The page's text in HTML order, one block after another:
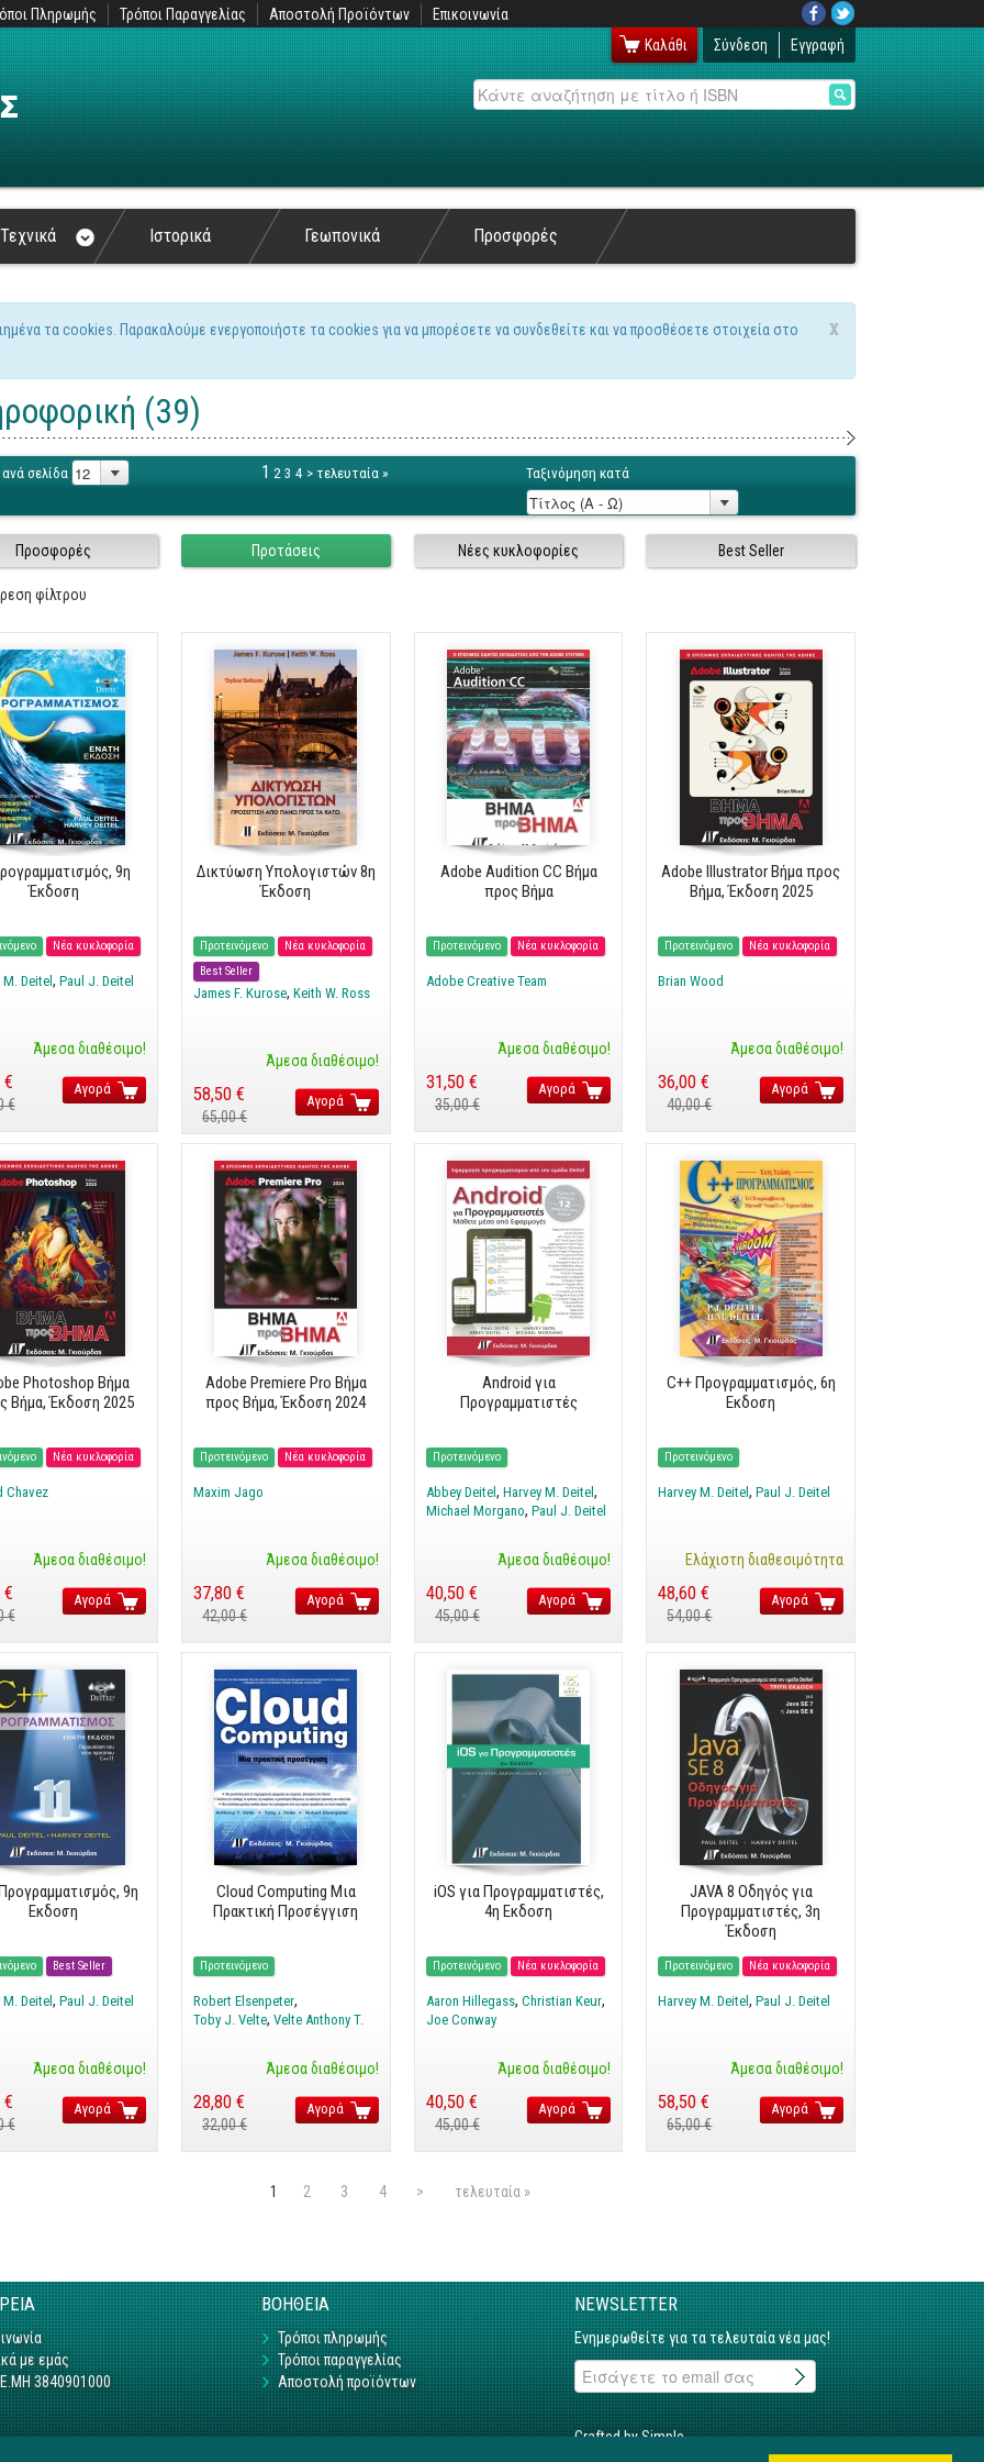
Πληρωμής Τρόποι Παραγγελίας Αποστολή Προϊόντων
Επικοινωνία
Καλάθι
Σύνδεση Εγγραφή
Αναζήτηση
Τεχνικά Ιστορικά Γεωπονικά Προσφορές
x
τα cookies. Παρακαλούμε ενεργοποιήστε τα cookies για να μπορέσετε να συνδεθείτε και να προσθέσετε στοιχεία στο
(39)
ανά σελίδα 1 2 3 4 > τελευταία » Ταξινόμηση κατά
Προσφορές Προτάσεις Νέες κυκλοφορίες Best Seller
φίλτρου
9η
Έκδοση
Νέα κυκλοφορία
Deitel Paul J. Deitel
Άμεσα διαθέσιμο!
€
€
Αγορά
Δικτύωση Υπολογιστών 8η
Έκδοση
Προτεινόμενο
Νέα κυκλοφορία
Best Seller
James F. Kurose Keith W. Ross
Άμεσα διαθέσιμο!
58,50 €
65,00 €
Αγορά
Adobe Audition CC Βήμα
προς Βήμα
Προτεινόμενο Νέα κυκλοφορία
Adobe Creative Team
Άμεσα διαθέσιμο!
31,50 €
35,00 €
Αγορά
Adobe Illustrator Βήμα προς
Βήμα, Έκδοση 2025
Προτεινόμενο Νέα κυκλοφορία
Brian Wood
Άμεσα διαθέσιμο!
36,00 €
40,00 €
Αγορά
Photoshop Βήμα
Βήμα, Έκδοση 2025
Νέα κυκλοφορία
Chavez
Άμεσα διαθέσιμο!
€
€
Αγορά
Adobe Premiere Pro Βήμα
προς Βήμα, Έκδοση 2024
Προτεινόμενο Νέα κυκλοφορία
Maxim Jago
Άμεσα διαθέσιμο!
37,80 €
42,00 €
Αγορά
Android για
Προγραμματιστές
Προτεινόμενο
Abbey Deitel Harvey M. Deitel
Michael Morgano Paul J. Deitel
Άμεσα διαθέσιμο!
40,50 €
45,00 €
Αγορά
C++ Προγραμματισμός, 6η
Εκδοση
Προτεινόμενο
Harvey M. Deitel Paul J. Deitel
Ελάχιστη διαθεσιμότητα
48,60 €
54,00 €
Αγορά
9η
Εκδοση
Best Seller
Deitel Paul J. Deitel
Άμεσα διαθέσιμο!
€
€
Αγορά
Cloud Computing Μια
Πρακτική Προσέγγιση
Προτεινόμενο
Robert Elsenpeter
Toby J. Velte Velte Anthony T.
Άμεσα διαθέσιμο!
28,80 €
32,00 €
Αγορά
iOS για Προγραμματιστές,
4η Εκδοση
Προτεινόμενο Νέα κυκλοφορία
Aaron Hillegass Christian Keur
Joe Conway
Άμεσα διαθέσιμο!
40,50 €
45,00 €
Αγορά
JAVA 8 Οδηγός για
Προγραμματιστές, 3η
Έκδοση
Προτεινόμενο Νέα κυκλοφορία
Harvey M. Deitel Paul J. Deitel
Άμεσα διαθέσιμο!
58,50 €
65,00 €
Αγορά
1 2 3 4 > τελευταία »
με εμάς
3840901000
ΒΟΗΘΕΙΑ
Τρόποι πληρωμής
Τρόποι παραγγελίας
Αποστολή προϊόντων
NEWSLETTER
Ενημερωθείτε για τα τελευταία νέα μας!
Crafted by Simple